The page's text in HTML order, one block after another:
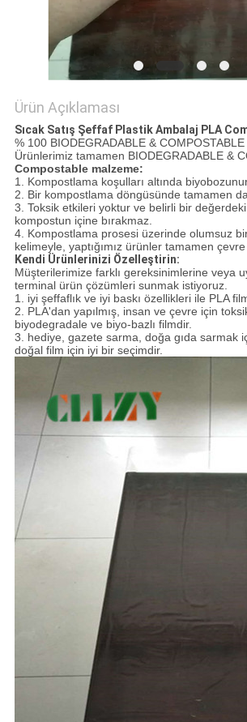
Ürün Açıklaması
Sıcak Satış Şeffaf Plastik Ambalaj PLA
% 100 BIODEGRADABLE & COMPOSTABLE
Ürünlerimiz tamamen BIODEGRADABLE &
Compostable malzeme:
1. Kompostlama koşulları altında
2. Bir kompostlama döngüsünde tamamen
3. Toksik etkileri yoktur ve belirli bir
kompostun içine bırakmaz.
4. Kompostlama prosesi üzerinde olumsuz
kelimeyle, yaptığımız ürünler tamamen
Kendi Ürünlerinizi Özelleştirin:
Müşterilerimize farklı gereksinimlerine veya
terminal ürün çözümleri sunmak istiyoruz.
1. iyi şeffaflık ve iyi baskı özellikleri ile PLA
2. PLA'dan yapılmış, insan ve çevre için
biyodegradale ve biyo-bazlı filmdir.
3. hediye, gazete sarma, doğa gıda sarmak
doğal film için iyi bir seçimdir.